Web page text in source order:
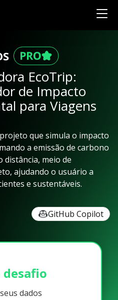
EcoTrip:
de Impacto
para Viagens
que simula o impacto
a emissão de carbono
distância, meio de
ajudando o usuário a
e sustentáveis.
GitHub Copilot
dados